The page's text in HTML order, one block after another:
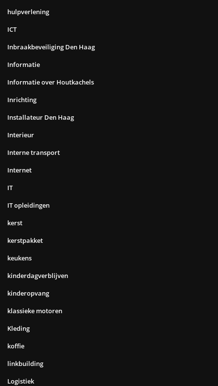
hulpverlening
ICT
Inbraakbeveiliging Den Haag
Informatie
Informatie over Houtkachels
Inrichting
Installateur Den Haag
Interieur
Interne transport
Internet
IT
IT opleidingen
kerst
kerstpakket
keukens
kinderdagverblijven
kinderopvang
klassieke motoren
Kleding
koffie
linkbuilding
Logistiek